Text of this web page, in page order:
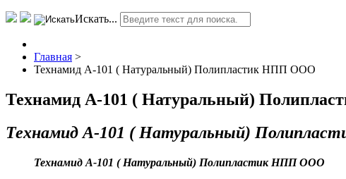
Искать...
Главная >
Технамид А-101 ( Натуральный) Полипластик НПП ООО
Технамид А-101 ( Натуральный)
Технамид А-101 ( Натуральный)
Технамид А-101 ( Натуральный) Полипластик НПП ООО